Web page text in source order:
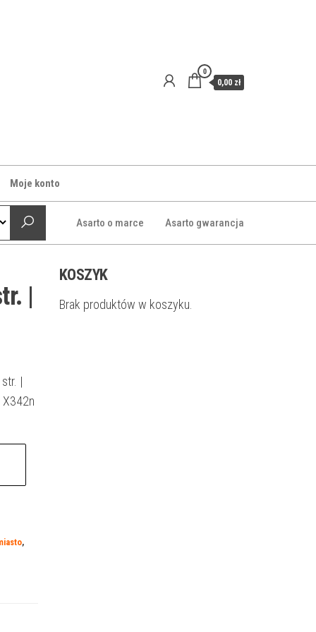
0
0,00 zł
Moje konto
Asarto o marce Asarto gwarancja
|
|
,
KOSZYK
Brak produktów w koszyku.